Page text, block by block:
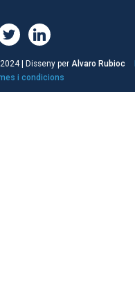
| Disseny per Alvaro Rubioc
i condicions